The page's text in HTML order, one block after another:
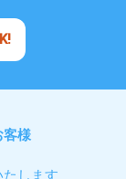
客様
します